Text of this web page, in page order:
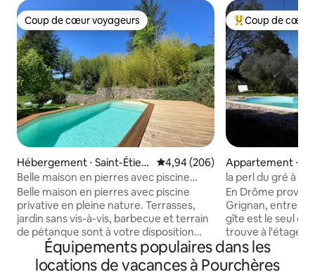
Coup de cœur voyageurs
Coup de cœur voyageurs
Hébergement ⋅ Saint-Étien
ne-de-Boulogne
Évaluation moyenne sur la
4,94 (206)
Belle maison en pierres avec piscine
privative
Belle maison en pierres avec piscine
privative en pleine nature. Terrasses,
jardin sans vis-à-vis, barbecue et terrain
de pétanque sont à votre disposition
pour passer d'agréables moments en
famille ou entre amis. La maison est
Coups de cœur
Coup de cœur
Appartement ⋅
e-lès-Grignan
la perl du gré à
(26)
En Drôme provençale,
Grignan, entre
gîte est le seul de
trouve à l'étage, pour quatre personnes
adultes, attenant
propriétaires. Pièce à vivre de 48
Équipements populaires dans les
locations de vacances à Pourchères